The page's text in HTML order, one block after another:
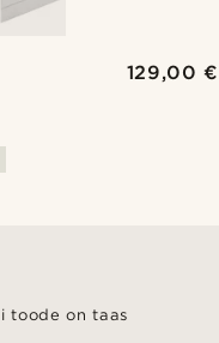
129,00 €
toode on taas